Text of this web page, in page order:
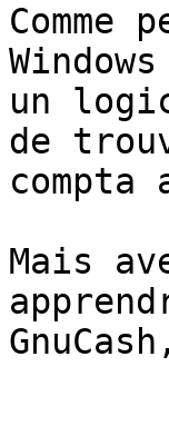
un
de
compta
Mais